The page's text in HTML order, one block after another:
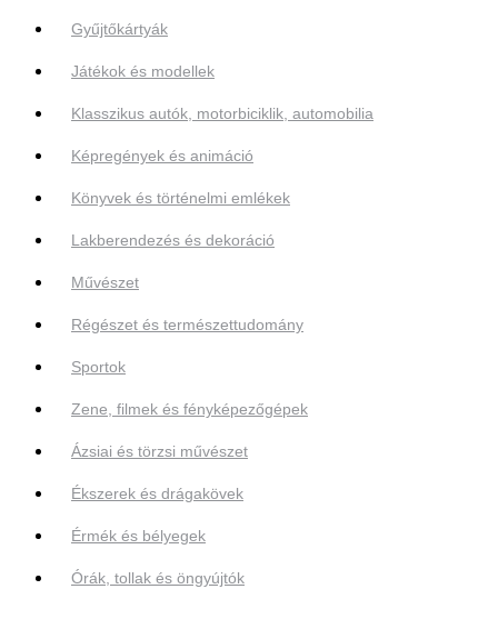
Gyűjtőkártyák
Játékok és modellek
Klasszikus autók, motorbiciklik, automobilia
Képregények és animáció
Könyvek és történelmi emlékek
Lakberendezés és dekoráció
Művészet
Régészet és természettudomány
Sportok
Zene, filmek és fényképezőgépek
Ázsiai és törzsi művészet
Ékszerek és drágakövek
Érmék és bélyegek
Órák, tollak és öngyújtók